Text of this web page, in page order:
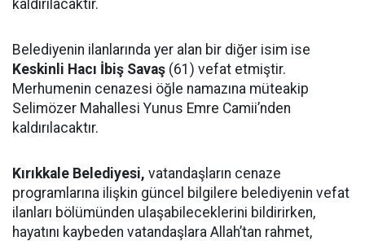
kaldırılacaktır.
Belediyenin ilanlarında yer alan bir diğer isim ise
Keskinli Hacı İbiş Savaş (61) vefat etmiştir.
Merhumenin cenazesi öğle namazına müteakip
Selimözer Mahallesi Yunus Emre Camii’nden
kaldırılacaktır.
Kırıkkale Belediyesi, vatandaşların cenaze
programlarına ilişkin güncel bilgilere belediyenin vefat
ilanları bölümünden ulaşabileceklerini bildirirken,
hayatını kaybeden vatandaşlara Allah’tan rahmet,